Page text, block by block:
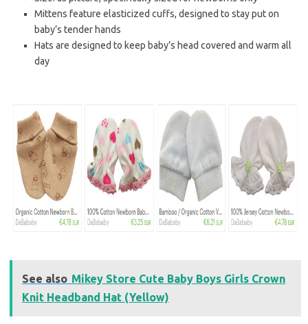
Mittens feature elasticized cuffs, designed to stay put on
baby’s tender hands
Hats are designed to keep baby’s head covered and warm all
day
See also Mikey Store Cute Baby Boys Girls Crown
Knit Headband Hat (Yellow)